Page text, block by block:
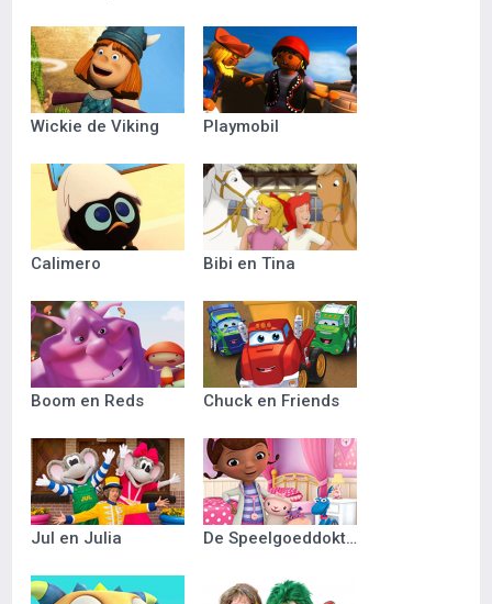
Wickie de Viking Playmobil
Calimero Bibi en Tina
Boom en Reds Chuck en Friends
Jul en Julia De Speelgoeddokter